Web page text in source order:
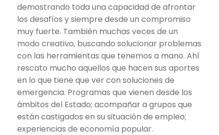
demostrando toda una capacidad de afrontar
los desafíos y siempre desde un compromiso
muy fuerte. También muchas veces de un
modo creativo, buscando solucionar problemas
con las herramientas que tenemos a mano. Ahí
rescato mucho aquellos que hacen sus aportes
en lo que tiene que ver con soluciones de
emergencia. Programas que vienen desde los
ámbitos del Estado; acompañar a grupos que
están castigados en su situación de empleo;
experiencias de economía popular.